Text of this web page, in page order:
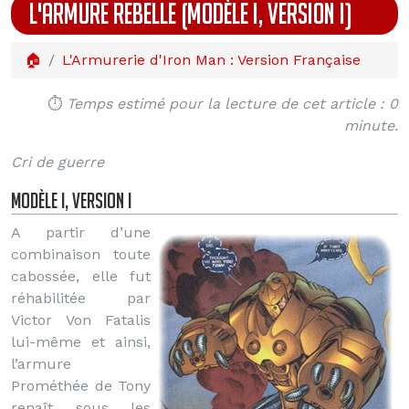
L'ARMURE REBELLE (MODÈLE I, VERSION I)
🏠 L'Armurerie d'Iron Man : Version Française
⏱️ Temps estimé pour la lecture de cet article : 0
minute.
Cri de guerre
Modèle I, Version I
A partir d’une
combinaison toute
cabossée, elle fut
réhabilitée par
Victor Von Fatalis
lui-même et ainsi,
l’armure
Prométhée de Tony